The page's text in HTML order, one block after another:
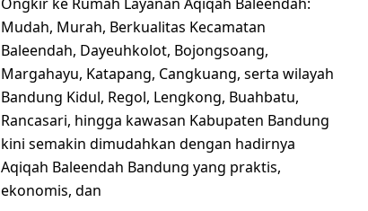
Mudah, Murah, Berkualitas Kecamatan
Baleendah, Dayeuhkolot, Bojongsoang,
Margahayu, Katapang, Cangkuang, serta wilayah
Bandung Kidul, Regol, Lengkong, Buahbatu,
Rancasari, hingga kawasan Kabupaten Bandung
kini semakin dimudahkan dengan hadirnya
Aqiqah Baleendah Bandung yang praktis,
ekonomis, dan